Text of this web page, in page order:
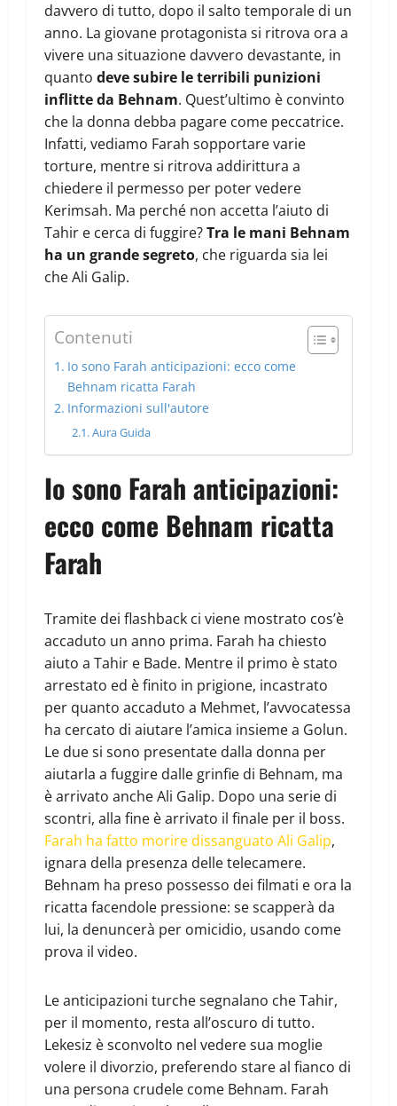
davvero di tutto, dopo il salto temporale di un
anno. La giovane protagonista si ritrova ora a
vivere una situazione davvero devastante, in
quanto deve subire le terribili punizioni
inflitte da Behnam. Quest’ultimo è convinto
che la donna debba pagare come peccatrice.
Infatti, vediamo Farah sopportare varie
torture, mentre si ritrova addirittura a
chiedere il permesso per poter vedere
Kerimsah. Ma perché non accetta l’aiuto di
Tahir e cerca di fuggire?Tra le mani Behnam
ha un grande segreto, che riguarda sia lei
che Ali Galip.
Contenuti
Io sono Farah anticipazioni: ecco come
Behnam ricatta Farah
Informazioni sull'autore
Aura Guida
Io sono Farah anticipazioni:
ecco come Behnam ricatta
Farah
Tramite dei flashback ci viene mostrato cos’è
accaduto un anno prima. Farah ha chiesto
aiuto a Tahir e Bade. Mentre il primo è stato
arrestato ed è finito in prigione, incastrato
per quanto accaduto a Mehmet, l’avvocatessa
ha cercato di aiutare l’amica insieme a Golun.
Le due si sono presentate dalla donna per
aiutarla a fuggire dalle grinfie di Behnam, ma
è arrivato anche Ali Galip. Dopo una serie di
scontri, alla fine è arrivato il finale per il boss.
Farah ha fatto morire dissanguato Ali Galip,
ignara della presenza delle telecamere.
Behnam ha preso possesso dei filmati e ora la
ricatta facendole pressione: se scapperà da
lui, la denuncerà per omicidio, usando come
prova il video.
Le anticipazioni turche segnalano che Tahir,
per il momento, resta all’oscuro di tutto.
Lekesiz è sconvolto nel vedere sua moglie
volere il divorzio, preferendo stare al fianco di
una persona crudele come Behnam. Farah